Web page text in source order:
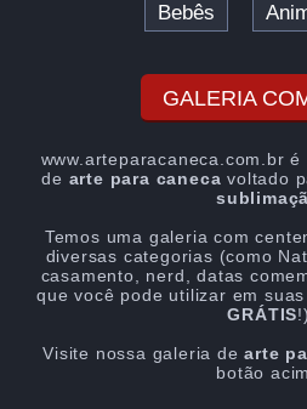
Bebês
GALERIA
www.arteparacaneca.com.br
de arte para caneca voltado
Temos uma galeria com
diversas categorias (como
casamento, nerd, datas
que você pode utilizar em suas
GRÁTIS!).
Visite nossa galeria dearte
botão